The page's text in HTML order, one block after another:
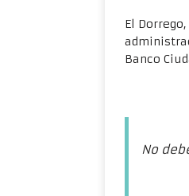
El
Banco
No